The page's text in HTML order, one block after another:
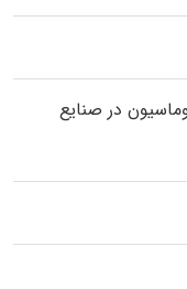
در صنایع